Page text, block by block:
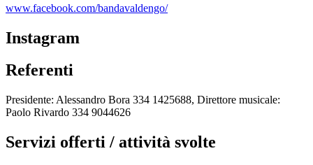
www.facebook.com/bandavaldengo/
Instagram
Referenti
Presidente: Alessandro Bora 334 1425688, Direttore musicale:
Paolo Rivardo 334 9044626
Servizi offerti / attività svolte